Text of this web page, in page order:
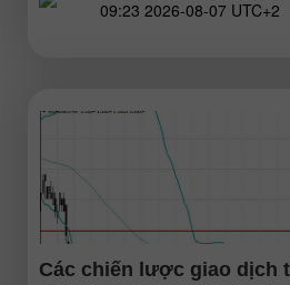
09:23 2026-08-07 UTC+2
Các chiến lược giao dịch